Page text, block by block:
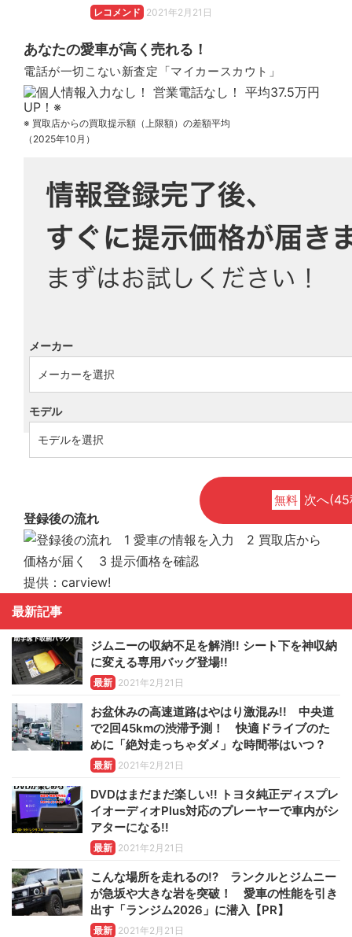
レコメンド 2021年2月21日
あなたの愛車が高く売れる！
電話が一切こない新査定「マイカースカウト」
※ 買取店からの買取提示額（上限額）の差額平均
（2025年10月）
メーカー
モデル
無料 次へ
登録後の流れ
提供：carview!
最新記事
ジムニーの収納不足を解消!! シート下を神収納
に変える専用バッグ登場!!
最新 2021年2月21日
お盆休みの高速道路はやはり激混み!! 中央道
で2回45kmの渋滞予測！ 快適ドライブのた
めに「絶対走っちゃダメ」な時間帯はいつ？
最新 2021年2月21日
DVDはまだまだ楽しい!! トヨタ純正ディスプレ
イオーディオPlus対応のプレーヤーで車内がシ
アターになる!!
最新 2021年2月21日
こんな場所を走れるの!? ランクルとジムニー
が急坂や大きな岩を突破！ 愛車の性能を引き
出す「ランジム2026」に潜入【PR】
最新 2021年2月21日